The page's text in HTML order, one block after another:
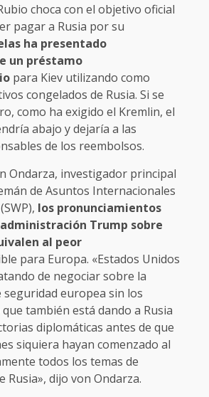
choca con el objetivo oficial
pagar a Rusia por su
ha presentado
un préstamo
para Kiev utilizando como
congelados de Rusia. Si se
como ha exigido el Kremlin, el
abajo y dejaría a las
de los reembolsos.
Ondarza, investigador principal
de Asuntos Internacionales
los pronunciamientos
Trump sobre
al peor
para Europa. «Estados Unidos
de negociar sobre la
europea sin los
también está dando a Rusia
diplomáticas antes de que
siquiera hayan comenzado al
todos los temas de
Rusia», dijo von Ondarza.